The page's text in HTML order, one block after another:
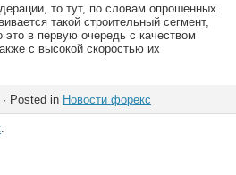
то тут, по словам опрошенных
такой строительный сегмент,
это в первую очередь с качеством
с высокой скоростью их
Posted in Новости форекс